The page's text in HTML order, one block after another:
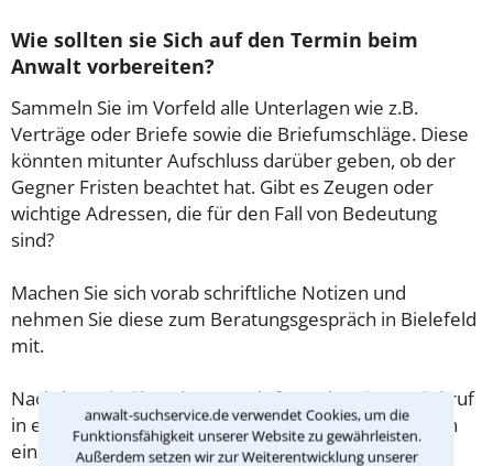
anwalt-suchservice.de verwendet Cookies, um die
Funktionsfähigkeit unserer Website zu gewährleisten.
Außerdem setzen wir zur Weiterentwicklung unserer
Wie sollten sie Sich auf den Termin beim
Anwalt vorbereiten?
Sammeln Sie im Vorfeld alle Unterlagen wie z.B.
Verträge oder Briefe sowie die Briefumschläge. Diese
könnten mitunter Aufschluss darüber geben, ob der
Gegner Fristen beachtet hat. Gibt es Zeugen oder
wichtige Adressen, die für den Fall von Bedeutung
sind?
Machen Sie sich vorab schriftliche Notizen und
nehmen Sie diese zum Beratungsgespräch in Bielefeld
mit.
Nachdem Sie über das Kontaktformular einen Rückruf
in einer Kanzlei angefordert haben, stellen wir Ihnen
eine Checkliste zur Verfügung, mit der Sie das